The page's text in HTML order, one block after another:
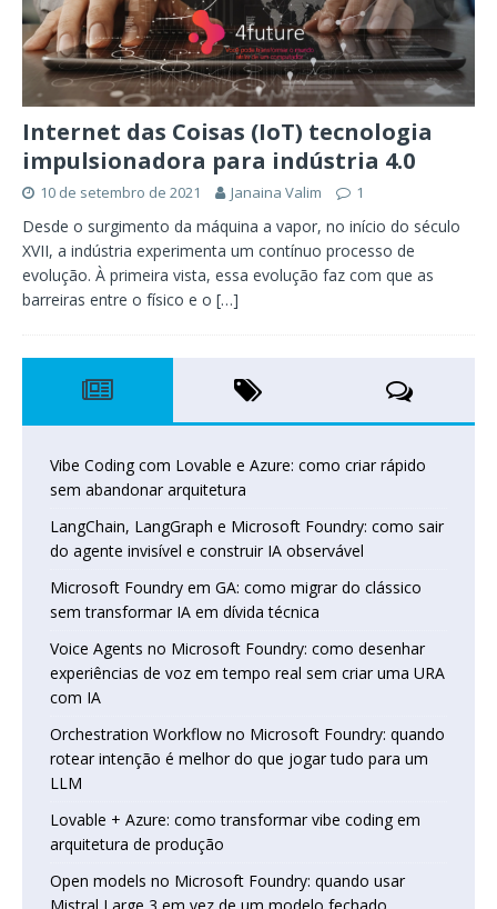
Internet das Coisas (IoT) tecnologia
impulsionadora para indústria 4.0
10 de setembro de 2021 Janaina Valim 1
Desde o surgimento da máquina a vapor, no início do século
XVII, a indústria experimenta um contínuo processo de
evolução. À primeira vista, essa evolução faz com que as
barreiras entre o físico e o […]
Vibe Coding com Lovable e Azure: como criar rápido
sem abandonar arquitetura
LangChain, LangGraph e Microsoft Foundry: como sair
do agente invisível e construir IA observável
Microsoft Foundry em GA: como migrar do clássico
sem transformar IA em dívida técnica
Voice Agents no Microsoft Foundry: como desenhar
experiências de voz em tempo real sem criar uma URA
com IA
Orchestration Workflow no Microsoft Foundry: quando
rotear intenção é melhor do que jogar tudo para um
LLM
Lovable + Azure: como transformar vibe coding em
arquitetura de produção
Open models no Microsoft Foundry: quando usar